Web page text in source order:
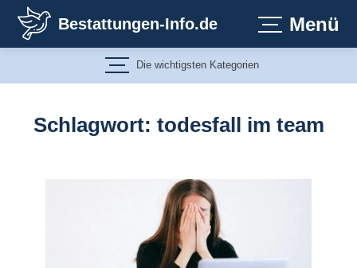
Inhalt
springen
Bestattungen-Info.de Menü
Die wichtigsten Kategorien
Schlagwort: todesfall im team